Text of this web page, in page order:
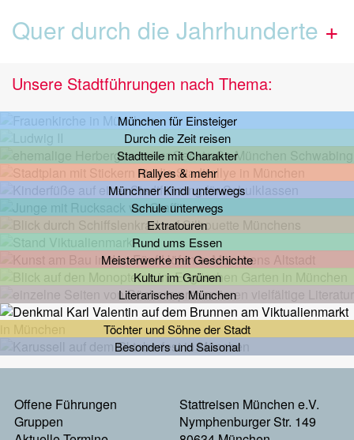
Quer durch die Jahrhunderte
Unsere Stadtführungen nach Thema:
München für Einsteiger
Durch die Zeit reisen
Stadtteile mit Charakter
Rallyes & mehr
Münchner Kindl unterwegs
Schule unterwegs
Extratouren
Rund ums Essen
Meisterwerke mit Geschichte
Kultur im Grünen
Literarisches München
Töchter und Söhne der Stadt
Besonders und Saisonal
Footermenu
Offene Führungen
Gruppen
Stattreisen München e.V.
Nymphenburger Str. 149